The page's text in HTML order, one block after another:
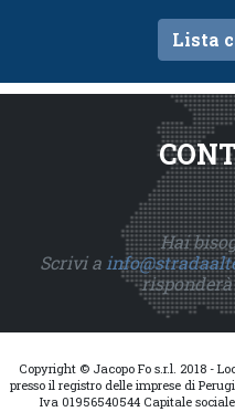
Lista
Hai
Scrivi a
Copyright © Jacopo Fo s.r.l. 2018 -
presso il registro delle imprese di
Iva 01956540544 Capitale